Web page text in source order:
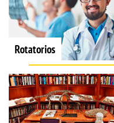
Rotatorios